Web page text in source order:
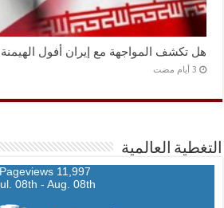
هل تكشف المواجهة مع إيران أفول الهيمنة
التغطية العالمية
11,997 Pageviews
08th - Aug. 08th